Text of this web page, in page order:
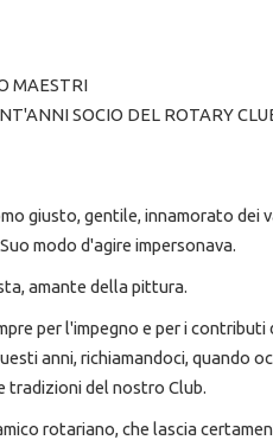
MAESTRI
SOCIO DEL ROTARY
giusto, gentile, innamorato dei
modo d'agire impersonava.
amante della pittura.
per l'impegno e per i contributi
anni, richiamandoci, quando
tradizioni del nostro Club.
rotariano, che lascia